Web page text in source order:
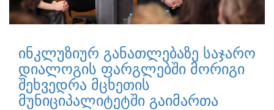
ინკლუზიურ განათლებაზე საჯარო
დიალოგის ფარგლებში მორიგი
შეხვედრა მცხეთის
მუნიციპალიტეტში გაიმართა